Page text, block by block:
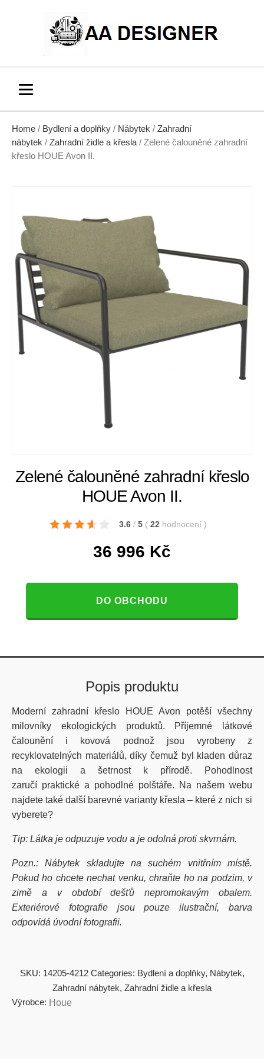
Home / Bydlení a doplňky / Nábytek / Zahradní
nábytek / Zahradní židle a křesla / Zelené čalouněné zahradní
křeslo HOUE Avon II.
Zelené čalouněné zahradní křeslo
HOUE Avon II.
3.6 / 5 ( 22 hodnocení )
36 996 Kč
DO OBCHODU
Popis produktu
Moderní zahradní křeslo HOUE Avon potěší všechny
milovníky ekologických produktů. Příjemné látkové
čalounění i kovová podnož jsou vyrobeny z
recyklovatelných materiálů, díky čemuž byl kladen důraz
na ekologii a šetrnost k přírodě. Pohodlnost
zaručí praktické a pohodlné polštáře. Na našem webu
najdete také další barevné varianty křesla – které z nich si
vyberete?
Tip: Látka je odpuzuje vodu a je odolná proti skvrnám.
Pozn.: Nábytek skladujte na suchém vnitřním místě.
Pokud ho chcete nechat venku, chraňte ho na podzim, v
zimě a v období dešťů nepromokavým obalem.
Exteriérové fotografie jsou pouze ilustrační, barva
odpovídá úvodní fotografii.
SKU: 14205-4212 Categories: Bydlení a doplňky, Nábytek,
Zahradní nábytek, Zahradní židle a křesla
Výrobce: Houe